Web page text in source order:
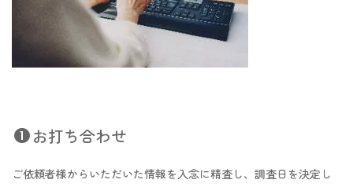
お打ち合わせ
ご依頼者様からいただいた情報を入念に精査し、調査日を決定し